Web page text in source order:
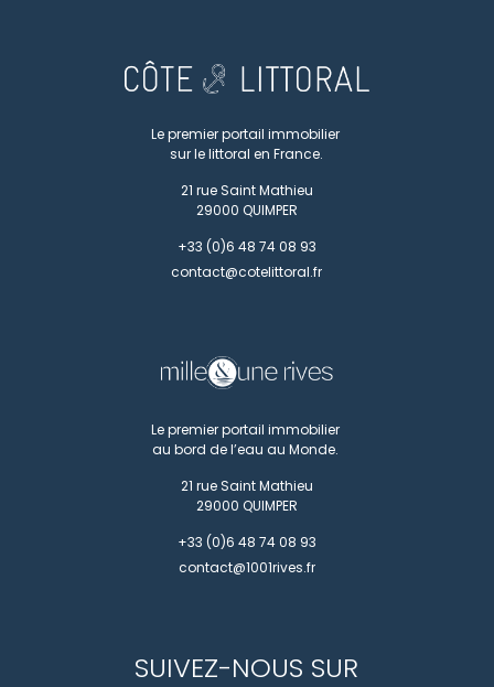
Le premier portail immobilier
sur le littoral en France.
21 rue Saint Mathieu
29000 QUIMPER
+33 (0)6 48 74 08 93
contact@cotelittoral.fr
Le premier portail immobilier
au bord de l’eau au Monde.
21 rue Saint Mathieu
29000 QUIMPER
+33 (0)6 48 74 08 93
contact@1001rives.fr
SUIVEZ-NOUS SUR